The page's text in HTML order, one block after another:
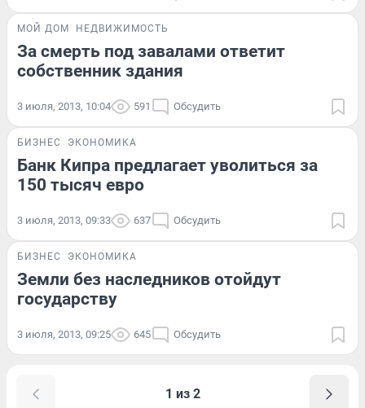
МОЙ ДОМ НЕДВИЖИМОСТЬ
За смерть под завалами ответит
собственник здания
3 июля, 2013, 10:04 591 Обсудить
БИЗНЕС ЭКОНОМИКА
Банк Кипра предлагает уволиться за
150 тысяч евро
3 июля, 2013, 09:33 637 Обсудить
БИЗНЕС ЭКОНОМИКА
Земли без наследников отойдут
государству
3 июля, 2013, 09:25 645 Обсудить
1 из 2